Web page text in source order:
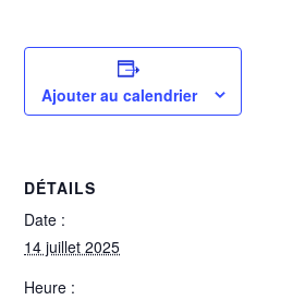
Ajouter au calendrier
DÉTAILS
Date :
14 juillet 2025
Heure :